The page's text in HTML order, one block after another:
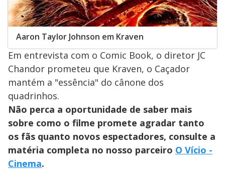
Aaron Taylor Johnson em Kraven
Em entrevista com o Comic Book, o diretor JC
Chandor prometeu que Kraven, o Caçador
mantém a "essência" do cânone dos
quadrinhos.
Não perca a oportunidade de saber mais
sobre como o filme promete agradar tanto
os fãs quanto novos espectadores, consulte a
matéria completa no nosso parceiro O Vício -
Cinema.